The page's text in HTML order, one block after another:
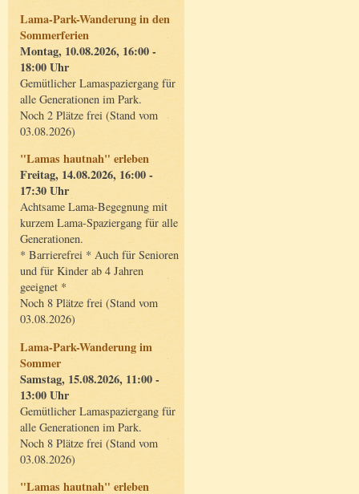
Lama-Park-Wanderung in den
Sommerferien
Montag, 10.08.2026, 16:00 -
18:00 Uhr
Gemütlicher Lamaspaziergang für
alle Generationen im Park.
Noch 2 Plätze frei (Stand vom
03.08.2026)
"Lamas hautnah" erleben
Freitag, 14.08.2026, 16:00 -
17:30 Uhr
Achtsame Lama-Begegnung mit
kurzem Lama-Spaziergang für alle
Generationen.
* Barrierefrei * Auch für Senioren
und für Kinder ab 4 Jahren
geeignet *
Noch 8 Plätze frei (Stand vom
03.08.2026)
Lama-Park-Wanderung im
Sommer
Samstag, 15.08.2026, 11:00 -
13:00 Uhr
Gemütlicher Lamaspaziergang für
alle Generationen im Park.
Noch 8 Plätze frei (Stand vom
03.08.2026)
"Lamas hautnah" erleben